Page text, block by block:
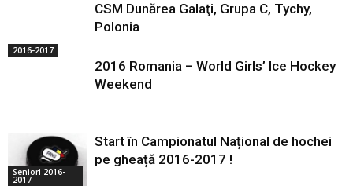
CSM Dunărea Galaţi, Grupa C, Tychy,
Polonia
2016-2017
2016 Romania – World Girls’ Ice Hockey
Weekend
Seniori 2016-
2017
Start în Campionatul Național de hochei
pe gheață 2016-2017 !